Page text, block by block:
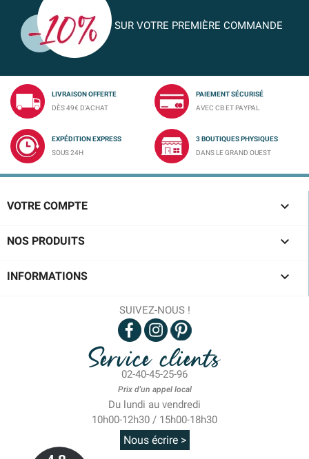
SUR VOTRE PREMIÈRE COMMANDE
LIVRAISON OFFERTE
DÈS 49€ D'ACHAT
PAIEMENT SÉCURISÉ
AVEC CB ET PAYPAL
EXPÉDITION EXPRESS
SOUS 24H
3 BOUTIQUES PHYSIQUES
DANS LE GRAND OUEST
VOTRE COMPTE 
NOS PRODUITS 
INFORMATIONS 
SUIVEZ-NOUS !
Service clients
02-40-45-25-96
Prix d'un appel local
Du lundi au vendredi
10h00-12h30 / 15h00-18h30
Nous écrire >